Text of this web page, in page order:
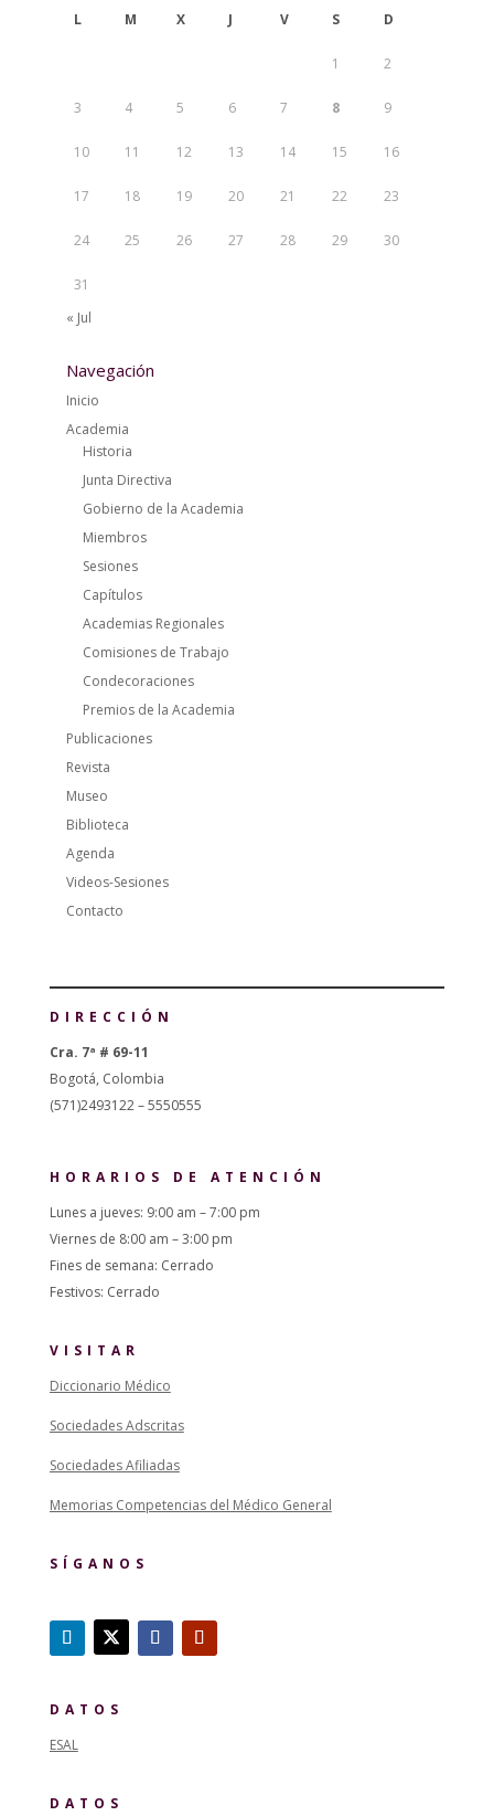
L M X J V S D
1 2
3 4 5 6 7 8 9
10 11 12 13 14 15 16
17 18 19 20 21 22 23
24 25 26 27 28 29 30
31
« Jul
Navegación
Inicio
Academia
Historia
Junta Directiva
Gobierno de la Academia
Miembros
Sesiones
Capítulos
Academias Regionales
Comisiones de Trabajo
Condecoraciones
Premios de la Academia
Publicaciones
Revista
Museo
Biblioteca
Agenda
Videos-Sesiones
Contacto
DIRECCIÓN
Cra. 7ª # 69-11
Bogotá, Colombia
(571)2493122 – 5550555
HORARIOS DE ATENCIÓN
Lunes a jueves: 9:00 am – 7:00 pm
Viernes de 8:00 am – 3:00 pm
Fines de semana: Cerrado
Festivos: Cerrado
VISITAR
Diccionario Médico
Sociedades Adscritas
Sociedades Afiliadas
Memorias Competencias del Médico General
SÍGANOS
DATOS
ESAL
DATOS